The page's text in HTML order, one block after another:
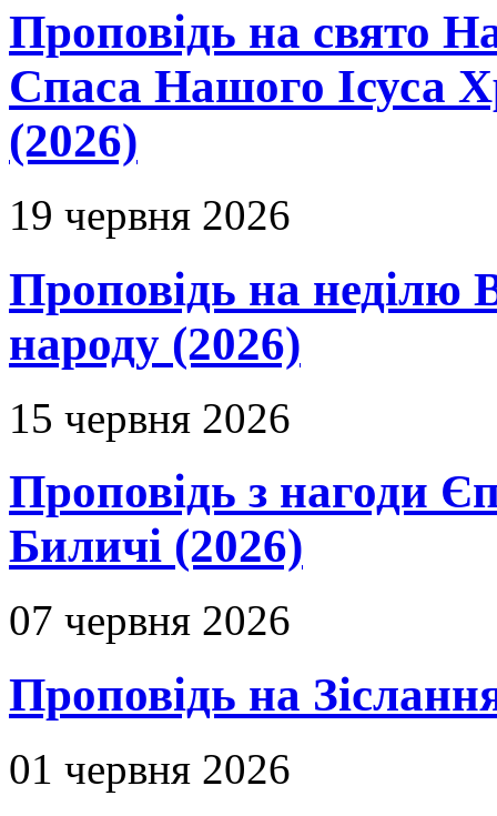
Проповідь на свято
Спаса Нашого Ісуса
(2026)
19 червня 2026
Проповідь на неділю
народу (2026)
15 червня 2026
Проповідь з нагоди
Биличі (2026)
07 червня 2026
Проповідь на
01 червня 2026